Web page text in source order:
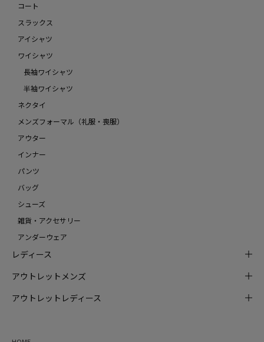
コート
スラックス
アイシャツ
ワイシャツ
長袖ワイシャツ
半袖ワイシャツ
ネクタイ
メンズフォーマル（礼服・喪服）
アウター
インナー
パンツ
バッグ
シューズ
雑貨・アクセサリー
アンダーウェア
レディース
アウトレットメンズ
アウトレットレディース